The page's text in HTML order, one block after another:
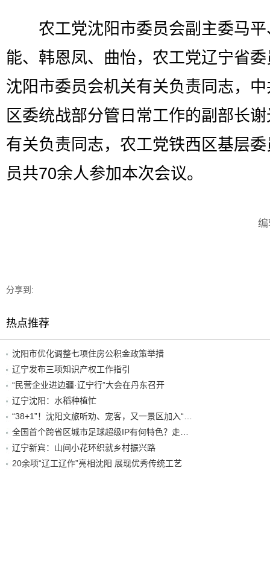
农工党沈阳市委员会副主委马平
能、韩恩凤、曲怡，农工党辽宁省
沈阳市委员会机关有关负责同志，
区委统战部分管日常工作的副部长
有关负责同志，农工党铁西区基层
员共70余人参加本次会议。
分享到:
热点推荐
沈阳市优化调整七项住房公积金政策举措
辽宁发布三项知识产权工作指引
“民营企业进边疆·辽宁行”大会在丹东召开
辽宁沈阳：水稻种植忙
“38+1”！沈阳文旅听劝、宠客，又一景区加入“东北超”优惠名单！
全国首个跨省区城市足球超级IP有何特色？走进沈阳现场去看看
辽宁新宾：山间小花环织就乡村振兴路
20余项“辽工辽作”亮相沈阳 展现优秀传统工艺